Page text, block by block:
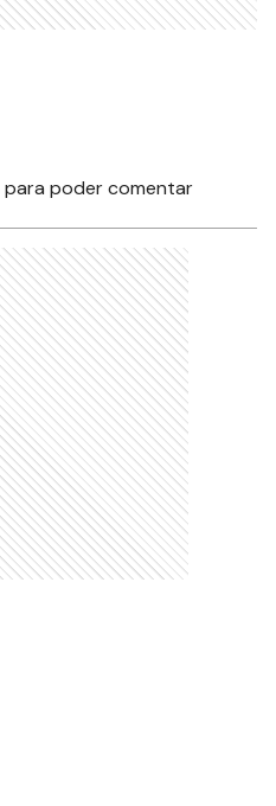
para poder comentar